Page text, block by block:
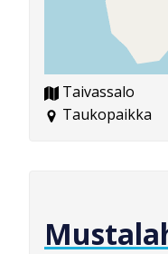
Taivassalo
Taukopaikka